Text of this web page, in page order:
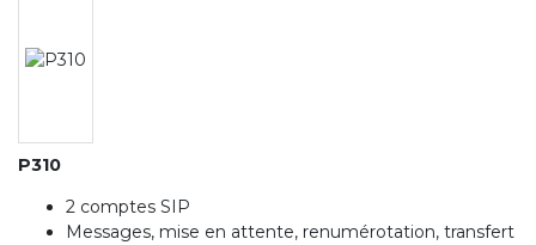
P310
2 comptes SIP
Messages, mise en attente, renumérotation, transfert